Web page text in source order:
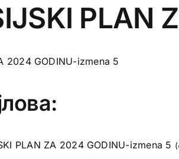
PLAN
2024 GODINU-izmena 5
PLAN ZA 2024 GODINU-izmena 5